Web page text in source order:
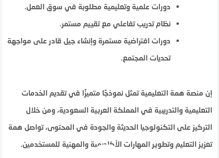
دورات علمية وتعليمية مطلوبة في سوق العمل.
نظام تدريب تفاعلي مع تقييم مستمر.
دورات افتراضية مستمرة وإنشاء جيل قادر على مواجهة
تحديات المجتمع.
إن منصة همة التعليمية تمثل نموذجًا متميزًا في تقديم الخدمات
التعليمية والتدريبية في المملكة العربية السعودية، ومن خلال
التركيز على التكنولوجيا الحديثة والجودة في المحتوى، تواصل همة
تعزيز التعليم وتطوير المهارات الأكاديمية والمهنية للمستخدمين.